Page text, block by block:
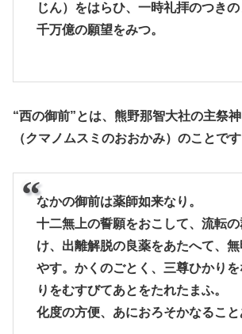
じん）をはらひ、一時礼拝のつき
千万億の願望をみつ。
“西の御前”とは、熊野那智大社の主祭
（クマノムスミのおおかみ）のことです
なかの御前は薬師如来なり。
十二無上の誓願をおこして、流転
け、出離解脱の良薬をあたへて、
やす。かくのごとく、三尊ひかり
りをむすびてあとをたれたまふ。
化度の方便、あにおろそかなること